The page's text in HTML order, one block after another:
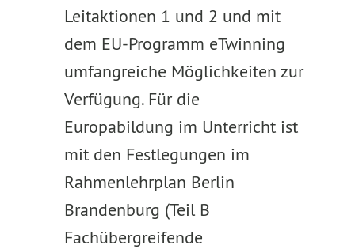
Leitaktionen 1 und 2 und mit
dem EU-Programm eTwinning
umfangreiche Möglichkeiten zur
Verfügung. Für die
Europabildung im Unterricht ist
mit den Festlegungen im
Rahmenlehrplan Berlin
Brandenburg (Teil B
Fachübergreifende